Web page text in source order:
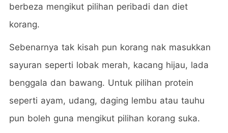
berbeza mengikut pilihan peribadi dan diet
korang.
Sebenarnya tak kisah pun korang nak masukkan
sayuran seperti lobak merah, kacang hijau, lada
benggala dan bawang. Untuk pilihan protein
seperti ayam, udang, daging lembu atau tauhu
pun boleh guna mengikut pilihan korang suka.